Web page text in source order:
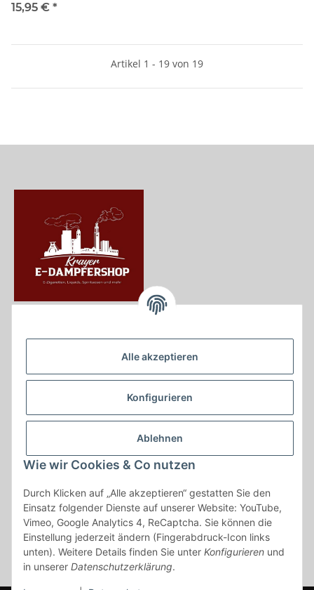
Alle akzeptieren
Konfigurieren
Ablehnen
Wie wir Cookies & Co nutzen
Durch Klicken auf „Alle akzeptieren“ gestatten Sie den
Einsatz folgender Dienste auf unserer Website: YouTube,
Vimeo, Google Analytics 4, ReCaptcha. Sie können die
Einstellung jederzeit ändern (Fingerabdruck-Icon links
unten). Weitere Details finden Sie unter Konfigurieren und
in unserer Datenschutzerklärung.
15,95 € *
Artikel 1 - 19 von 19
Krayerstraße 249
Tel.:0201555402
info@krayer-edampfer-shop.de
Gesetzliche Informationen
Informationen
Vertrag widerrufen
* Alle Preise inkl. gesetzlicher USt., zzgl.Versand
* gilt für Lieferungen innerhalb Deutschlands, Lieferzeiten für andere
Länder entnehmen Sie bitte der Schaltfläche mit den
Versandinformationen